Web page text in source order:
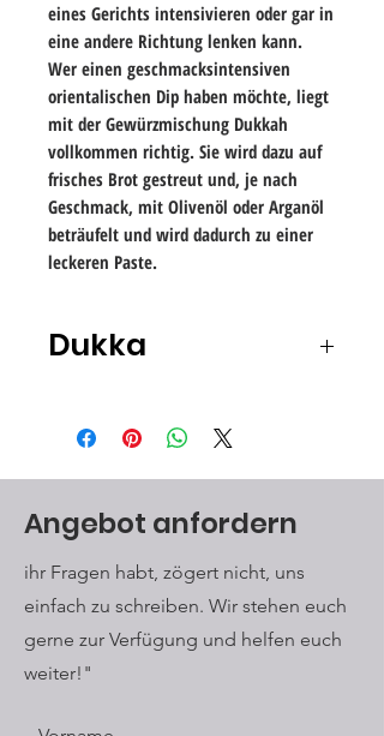
eines Gerichts intensivieren oder gar in
eine andere Richtung lenken kann.
Wer einen geschmacksintensiven
orientalischen Dip haben möchte, liegt
mit der Gewürzmischung Dukkah
vollkommen richtig. Sie wird dazu auf
frisches Brot gestreut und, je nach
Geschmack, mit Olivenöl oder Arganöl
beträufelt und wird dadurch zu einer
leckeren Paste.
Dukka
Weizen: Fein vermahlen, wird er zu
einer Art Grieß, der die Paste, die
man daraus herstellen kann,
Sesam: Auch für diese
Sesamkörner zur Intensivierung des
Geschmacks angeröstet werden.
Dadurch entsteht der besondere
Geschmack dieser
Angebot anfordern
ihr Fragen habt, zögert nicht, uns
einfach zu schreiben. Wir stehen euch
gerne zur Verfügung und helfen euch
weiter!"